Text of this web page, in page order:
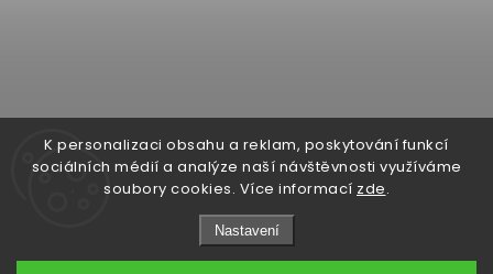
K personalizaci obsahu a reklam, poskytování funkcí
sociálních médií a analýze naší návštěvnosti využíváme
soubory cookies. Více informací zde.
Nastavení
MALLER. Všechna práva vyhrazena.
Upravit nastavení cookies